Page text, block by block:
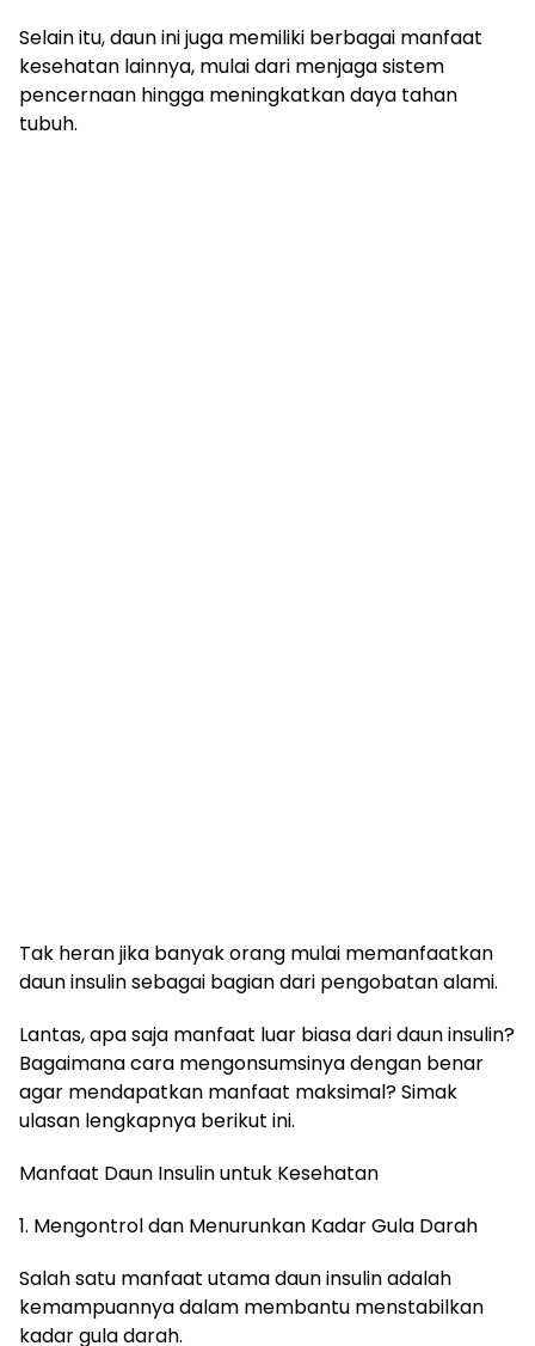
Selain itu, daun ini juga memiliki berbagai manfaat
kesehatan lainnya, mulai dari menjaga sistem
pencernaan hingga meningkatkan daya tahan
tubuh.
Tak heran jika banyak orang mulai memanfaatkan
daun insulin sebagai bagian dari pengobatan alami.
Lantas, apa saja manfaat luar biasa dari daun insulin?
Bagaimana cara mengonsumsinya dengan benar
agar mendapatkan manfaat maksimal? Simak
ulasan lengkapnya berikut ini.
Manfaat Daun Insulin untuk Kesehatan
1. Mengontrol dan Menurunkan Kadar Gula Darah
Salah satu manfaat utama daun insulin adalah
kemampuannya dalam membantu menstabilkan
kadar gula darah.